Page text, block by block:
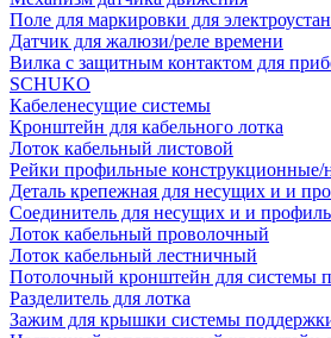
Поле для маркировки для
Датчик для жалюзи/реле времени
Вилка с защитным контактом для
SCHUKO
Кабеленесущие системы
Кронштейн для кабельного лотка
Лоток кабельный листовой
Рейки профильные конструкционные/
Деталь крепежная для несущих и и
Соединитель для несущих и и
Лоток кабельный проволочный
Лоток кабельный лестничный
Потолочный кронштейн для системы
Разделитель для лотка
Зажим для крышки системы